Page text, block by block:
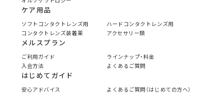
ケア用品
ソフトコンタクトレンズ用
ハードコンタクトレンズ用
コンタクトレンズ装着薬
アクセサリー類
メルスプラン
ご利用ガイド
ラインナップ・料金
入会方法
よくあるご質問
はじめてガイド
安心アドバイス
よくあるご質問（はじめての方へ）